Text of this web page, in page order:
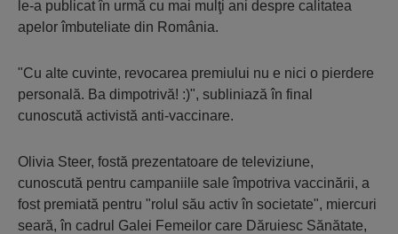
le-a publicat în urmă cu mai mulţi ani despre calitatea
apelor îmbuteliate din România.
"Cu alte cuvinte, revocarea premiului nu e nici o pierdere
personală. Ba dimpotrivă! :)", subliniază în final
cunoscută activistă anti-vaccinare.
Olivia Steer, fostă prezentatoare de televiziune,
cunoscută pentru campaniile sale împotriva vaccinării, a
fost premiată pentru "rolul său activ în societate", miercuri
seară, în cadrul Galei Femeilor care Dăruiesc Sănătate,